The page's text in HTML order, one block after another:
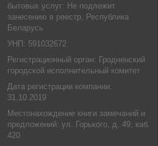
бытовых услуг: Не подлежит
занесению в реестр, Республика
Беларусь
УНП: 591032672
Регистрационный орган: Гродненский
городской исполнительный комитет
Дата регистрации компании:
31.10.2019
Местонахождение книги замечаний и
предложений: ул. Горького, д. 49, каб.
420